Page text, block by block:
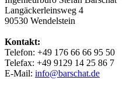
Langäckerleinsweg 4
90530 Wendelstein
Kontakt:
Telefon: +49 176 66 66 95 50
Telefax: +49 9129 14 25 86 7
E-Mail: info@barschat.de